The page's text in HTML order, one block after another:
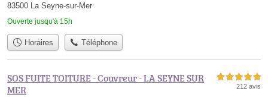
83500 La Seyne-sur-Mer
Ouverte jusqu'à 15h
Horaires Téléphone
SOS FUITE TOITURE - Couvreur - LA SEYNE SUR
MER
5,0 étoiles sur 5
212 avis